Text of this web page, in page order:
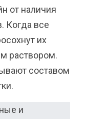
от наличия
Когда все
их
раствором.
составом